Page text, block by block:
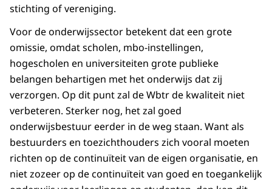
stichting of vereniging.
Voor de onderwijssector betekent dat een grote
omissie, omdat scholen, mbo-instellingen,
hogescholen en universiteiten grote publieke
belangen behartigen met het onderwijs dat zij
verzorgen. Op dit punt zal de Wbtr de kwaliteit niet
verbeteren. Sterker nog, het zal goed
onderwijsbestuur eerder in de weg staan. Want als
bestuurders en toezichthouders zich vooral moeten
richten op de continuïteit van de eigen organisatie, en
niet zozeer op de continuïteit van goed en toegankelijk